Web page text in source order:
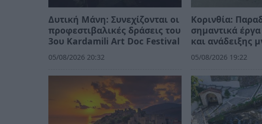
Δυτική Μάνη: Συνεχίζονται οι
προφεστιβαλικές δράσεις του
3ου Kardamili Art Doc Festival
05/08/2026 20:32
Κορινθία:
σημαντικά
και ανάδειξης
05/08/2026 19:22